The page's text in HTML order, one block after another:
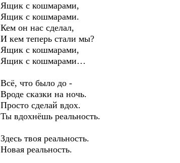
Ящик с кошмарами,
Ящик с кошмарами.
Кем он нас сделал,
И кем теперь стали мы?
Ящик с кошмарами,
Ящик с кошмарами…
Всё, что было до -
Вроде сказки на ночь.
Просто сделай вдох.
Ты вдохнёшь реальность.
Здесь твоя реальность.
Новая реальность.